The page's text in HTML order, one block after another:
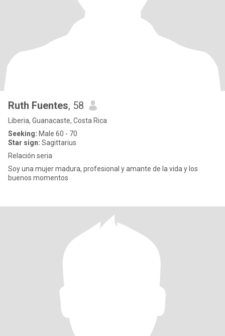
Ruth Fuentes, 58
Liberia, Guanacaste, Costa Rica
Seeking: Male 60 - 70
Star sign: Sagittarius
Relación seria
Soy una mujer madura, profesional y amante de la vida y los
buenos momentos